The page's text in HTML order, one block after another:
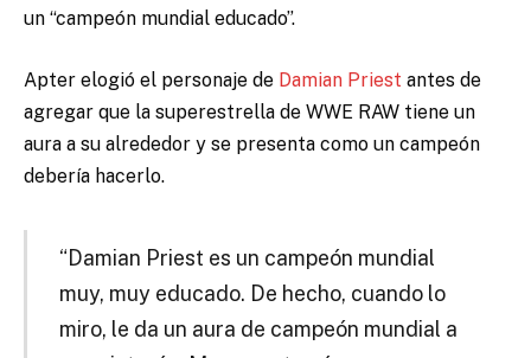
un “campeón mundial educado”.
Apter elogió el personaje de Damian Priest antes de
agregar que la superestrella de WWE RAW tiene un
aura a su alrededor y se presenta como un campeón
debería hacerlo.
“Damian Priest es un campeón mundial
muy, muy educado. De hecho, cuando lo
miro, le da un aura de campeón mundial a